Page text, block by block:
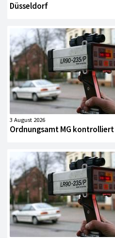
Düsseldorf
3 August 2026
Ordnungsamt MG